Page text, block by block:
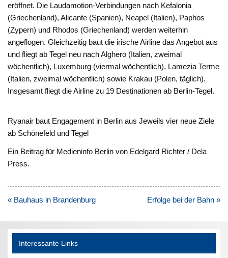
eröffnet. Die Laudamotion-Verbindungen nach Kefalonia
(Griechenland), Alicante (Spanien), Neapel (Italien), Paphos
(Zypern) und Rhodos (Griechenland) werden weiterhin
angeflogen. Gleichzeitig baut die irische Airline das Angebot aus
und fliegt ab Tegel neu nach Alghero (Italien, zweimal
wöchentlich), Luxemburg (viermal wöchentlich), Lamezia Terme
(Italien, zweimal wöchentlich) sowie Krakau (Polen, täglich).
Insgesamt fliegt die Airline zu 19 Destinationen ab Berlin-Tegel.
Ryanair baut Engagement in Berlin aus Jeweils vier neue Ziele
ab Schönefeld und Tegel
Ein Beitrag für Medieninfo Berlin von Edelgard Richter / Dela
Press.
Beitragsnavigation
« Bauhaus in Brandenburg Erfolge bei der Bahn »
Interessante Links